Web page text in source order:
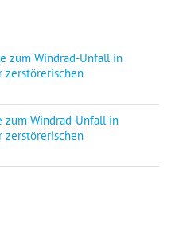
zum Windrad-Unfall in
zerstörerischen
zum Windrad-Unfall in
zerstörerischen